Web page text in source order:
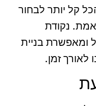
קל יותר לבחור
נקודת
ומאפשרת בניית
לאורך זמן.